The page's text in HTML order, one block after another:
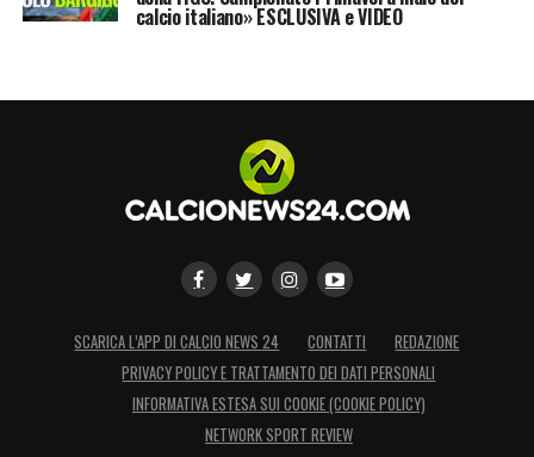
calcio italiano» ESCLUSIVA e VIDEO
SCARICA L’APP DI CALCIO NEWS 24 CONTATTI
REDAZIONE
PRIVACY POLICY E TRATTAMENTO DEI DATI PERSONALI
INFORMATIVA ESTESA SUI COOKIE (COOKIE POLICY)
NETWORK SPORT REVIEW